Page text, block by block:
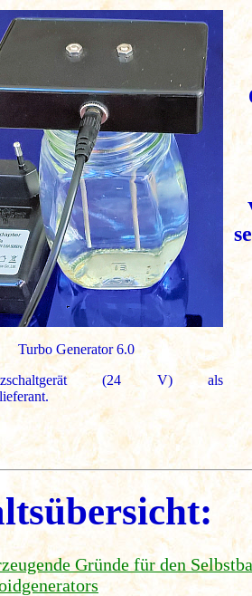
Turbo Generator 6.0
(24 V) als
Gründe für den